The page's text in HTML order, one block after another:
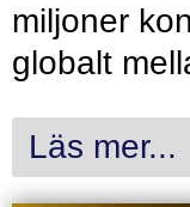
miljoner
globalt
Läs mer...